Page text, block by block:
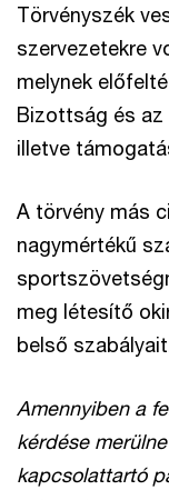
Törvényszék
szervezetekre
melynek
Bizottság és az
illetve
A törvény más
nagymértékű
meg létesítő
belső
Amennyiben a
kérdése
kapcsolattartó